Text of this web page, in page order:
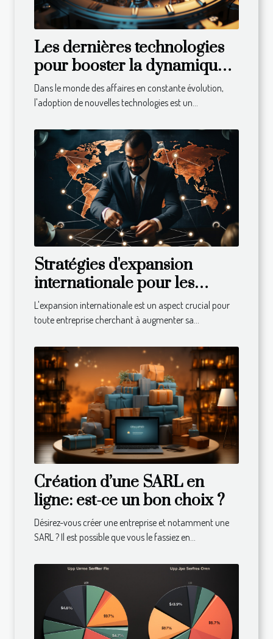
Les dernières technologies
pour booster la dynamique
de votre entreprise
Dans le monde des affaires en constante évolution,
l'adoption de nouvelles technologies est un...
Stratégies d'expansion
internationale pour les
entreprises
L'expansion internationale est un aspect crucial pour
toute entreprise cherchant à augmenter sa...
Création d’une SARL en
ligne: est-ce un bon choix ?
Désirez-vous créer une entreprise et notamment une
SARL ? Il est possible que vous le fassiez en...